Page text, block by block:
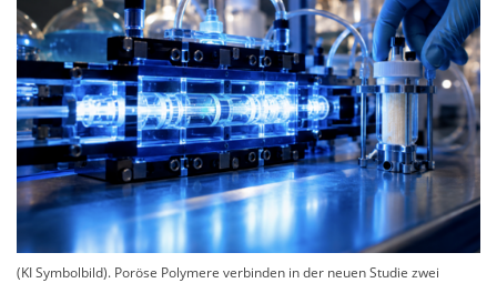
(KI Symbolbild). Poröse Polymere verbinden in der neuen Studie zwei